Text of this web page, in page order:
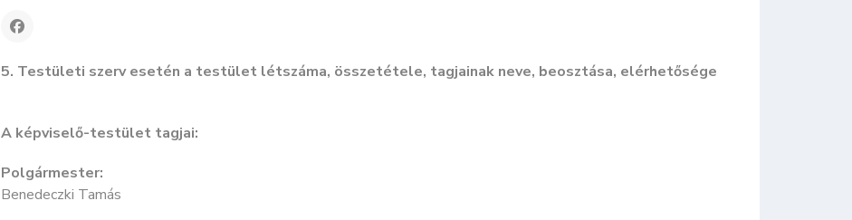
5. Testületi szerv esetén a testület létszáma, összetétele, tagjainak neve, beosztása, elérhetősége
A képviselő-testület tagjai:
Polgármester:
Benedeczki Tamás